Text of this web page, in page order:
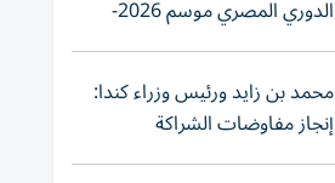
الدوري المصري موسم 2026-
2027
محمد بن زايد ورئيس وزراء كندا:
إنجاز مفاوضات الشراكة
الاقتصادية في وقت قياسي